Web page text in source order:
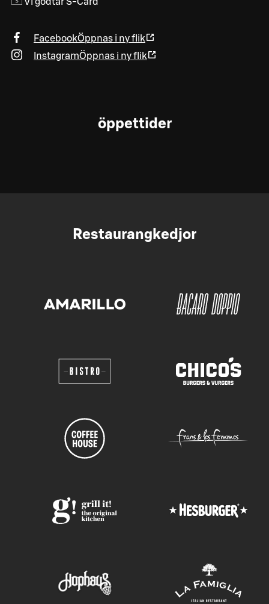
FacebookÖppnas i ny flik
InstagramÖppnas i ny flik
öppettider
Restaurangkedjor